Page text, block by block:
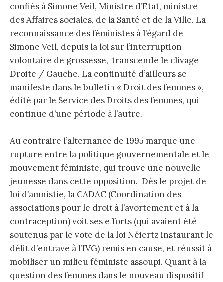
confiés à Simone Veil, Ministre d’Etat, ministre
des Affaires sociales, de la Santé et de la Ville. La
reconnaissance des féministes à l’égard de
Simone Veil, depuis la loi sur l’interruption
volontaire de grossesse, transcende le clivage
Droite / Gauche. La continuité d’ailleurs se
manifeste dans le bulletin « Droit des femmes »,
édité par le Service des Droits des femmes, qui
continue d’une période à l’autre.
Au contraire l’alternance de 1995 marque une
rupture entre la politique gouvernementale et le
mouvement féministe, qui trouve une nouvelle
jeunesse dans cette opposition. Dès le projet de
loi d’amnistie, la CADAC (Coordination des
associations pour le droit à l’avortement et à la
contraception) voit ses efforts (qui avaient été
soutenus par le vote de la loi Néiertz instaurant le
délit d’entrave à l’IVG) remis en cause, et réussit à
mobiliser un milieu féministe assoupi. Quant à la
question des femmes dans le nouveau dispositif